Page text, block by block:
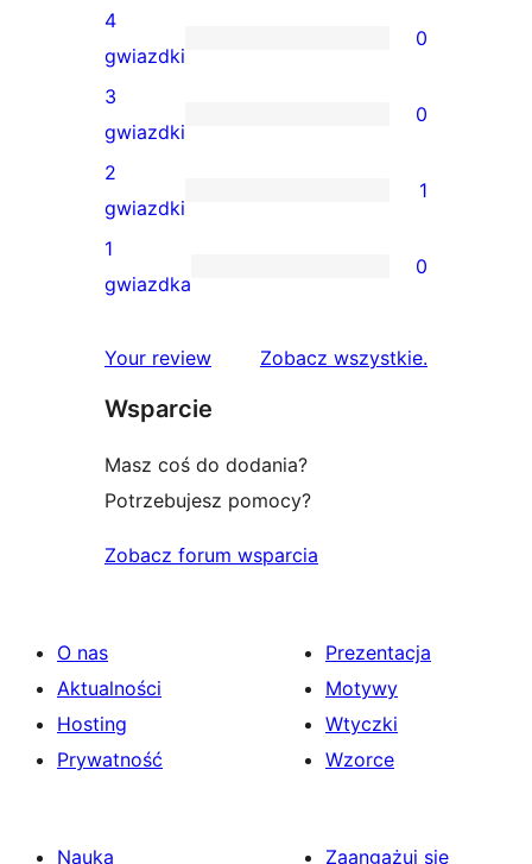
recenzje
5-
gwiazdkowe
0
recenzji
4-
gwiazdkowych
4
gwiazdki
0
0
recenzji
3-
gwiazdkowych
3
gwiazdki
0
1
recenzja
2-
2
gwiazdki
1
0
1-
1
gwiazdka
0
Your review Zobacz wszystkierecenzje
.
Wsparcie
Masz coś do dodania?
Potrzebujesz pomocy?
Zobacz forum wsparcia
O nas
Aktualności
Hosting
Prywatność
Prezentacja
Motywy
Wtyczki
Wzorce
Nauka Zaangażuj się